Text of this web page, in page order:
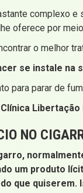
complexo
oferece por
o melhor
se instale na
para parar de
NO
um produto
que